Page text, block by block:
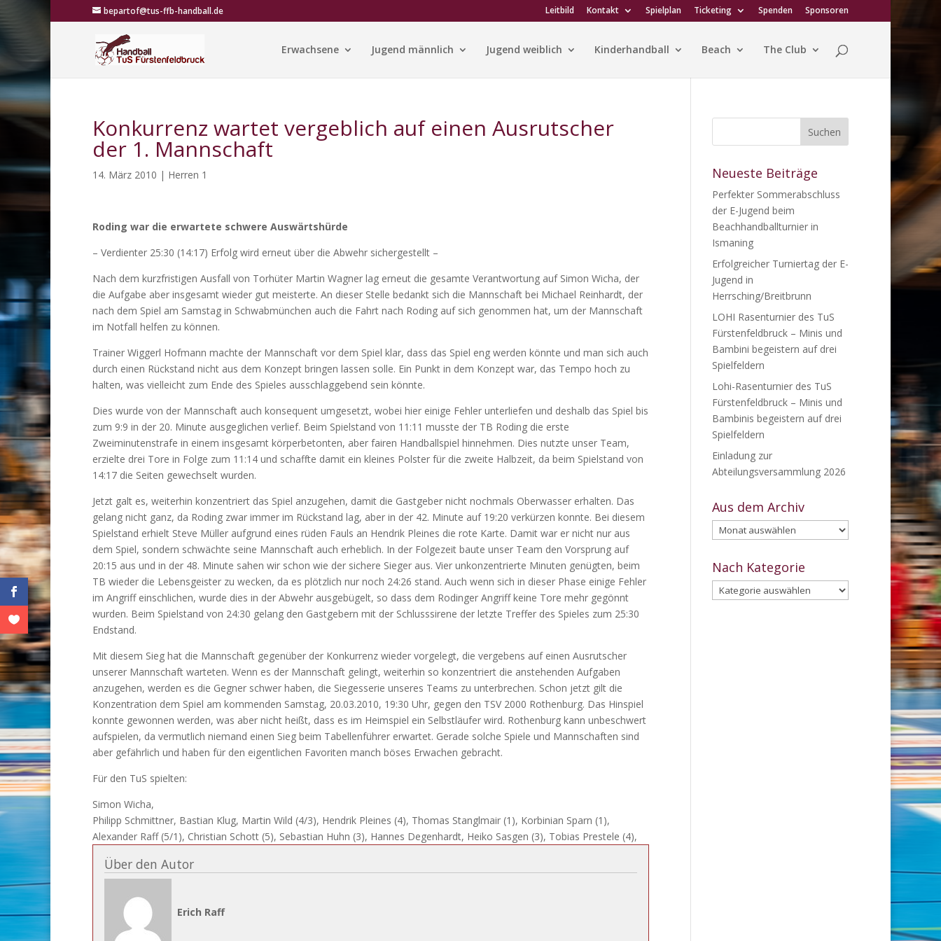
bepartof@tus-ffb-handball.de Leitbild Kontakt Spielplan Ticketing Spenden Sponsoren
Erwachsene Jugend männlich Jugend weiblich Kinderhandball Beach The Club
Konkurrenz wartet vergeblich auf einen Ausrutscher
der 1. Mannschaft
14. März 2010 | Herren 1
Roding war die erwartete schwere Auswärtshürde
– Verdienter 25:30 (14:17) Erfolg wird erneut über die Abwehr sichergestellt –
Nach dem kurzfristigen Ausfall von Torhüter Martin Wagner lag erneut die gesamte Verantwortung auf Simon Wicha, der
die Aufgabe aber insgesamt wieder gut meisterte. An dieser Stelle bedankt sich die Mannschaft bei Michael Reinhardt, der
nach dem Spiel am Samstag in Schwabmünchen auch die Fahrt nach Roding auf sich genommen hat, um der Mannschaft
im Notfall helfen zu können.
Trainer Wiggerl Hofmann machte der Mannschaft vor dem Spiel klar, dass das Spiel eng werden könnte und man sich auch
durch einen Rückstand nicht aus dem Konzept bringen lassen solle. Ein Punkt in dem Konzept war, das Tempo hoch zu
halten, was vielleicht zum Ende des Spieles ausschlaggebend sein könnte.
Dies wurde von der Mannschaft auch konsequent umgesetzt, wobei hier einige Fehler unterliefen und deshalb das Spiel bis
zum 9:9 in der 20. Minute ausgeglichen verlief. Beim Spielstand von 11:11 musste der TB Roding die erste
Zweiminutenstrafe in einem insgesamt körperbetonten, aber fairen Handballspiel hinnehmen. Dies nutzte unser Team,
erzielte drei Tore in Folge zum 11:14 und schaffte damit ein kleines Polster für die zweite Halbzeit, da beim Spielstand von
14:17 die Seiten gewechselt wurden.
Jetzt galt es, weiterhin konzentriert das Spiel anzugehen, damit die Gastgeber nicht nochmals Oberwasser erhalten. Das
gelang nicht ganz, da Roding zwar immer im Rückstand lag, aber in der 42. Minute auf 19:20 verkürzen konnte. Bei diesem
Spielstand erhielt Steve Müller aufgrund eines rüden Fauls an Hendrik Pleines die rote Karte. Damit war er nicht nur aus
dem Spiel, sondern schwächte seine Mannschaft auch erheblich. In der Folgezeit baute unser Team den Vorsprung auf
20:15 aus und in der 48. Minute sahen wir schon wie der sichere Sieger aus. Vier unkonzentrierte Minuten genügten, beim
TB wieder die Lebensgeister zu wecken, da es plötzlich nur noch 24:26 stand. Auch wenn sich in dieser Phase einige Fehler
im Angriff einschlichen, wurde dies in der Abwehr ausgebügelt, so dass dem Rodinger Angriff keine Tore mehr gegönnt
wurden. Beim Spielstand von 24:30 gelang den Gastgebern mit der Schlusssirene der letzte Treffer des Spieles zum 25:30
Endstand.
Mit diesem Sieg hat die Mannschaft gegenüber der Konkurrenz wieder vorgelegt, die vergebens auf einen Ausrutscher
unserer Mannschaft warteten. Wenn es der Mannschaft gelingt, weiterhin so konzentriert die anstehenden Aufgaben
anzugehen, werden es die Gegner schwer haben, die Siegesserie unseres Teams zu unterbrechen. Schon jetzt gilt die
Konzentration dem Spiel am kommenden Samstag, 20.03.2010, 19:30 Uhr, gegen den TSV 2000 Rothenburg. Das Hinspiel
konnte gewonnen werden, was aber nicht heißt, dass es im Heimspiel ein Selbstläufer wird. Rothenburg kann unbeschwert
aufspielen, da vermutlich niemand einen Sieg beim Tabellenführer erwartet. Gerade solche Spiele und Mannschaften sind
aber gefährlich und haben für den eigentlichen Favoriten manch böses Erwachen gebracht.
Für den TuS spielten:
Simon Wicha,
Philipp Schmittner, Bastian Klug, Martin Wild (4/3), Hendrik Pleines (4), Thomas Stanglmair (1), Korbinian Sparn (1),
Alexander Raff (5/1), Christian Schott (5), Sebastian Huhn (3), Hannes Degenhardt, Heiko Sasgen (3), Tobias Prestele (4),
Über den Autor
Erich Raff
Neueste Beiträge
Perfekter Sommerabschluss
der E-Jugend beim
Beachhandballturnier in
Ismaning
Erfolgreicher Turniertag der E-
Jugend in
Herrsching/Breitbrunn
LOHI Rasenturnier des TuS
Fürstenfeldbruck – Minis und
Bambini begeistern auf drei
Spielfeldern
Lohi-Rasenturnier des TuS
Fürstenfeldbruck – Minis und
Bambinis begeistern auf drei
Spielfeldern
Einladung zur
Abteilungsversammlung 2026
Aus dem Archiv
Aus
dem
Archiv
Nach Kategorie
Nach
Kategorie